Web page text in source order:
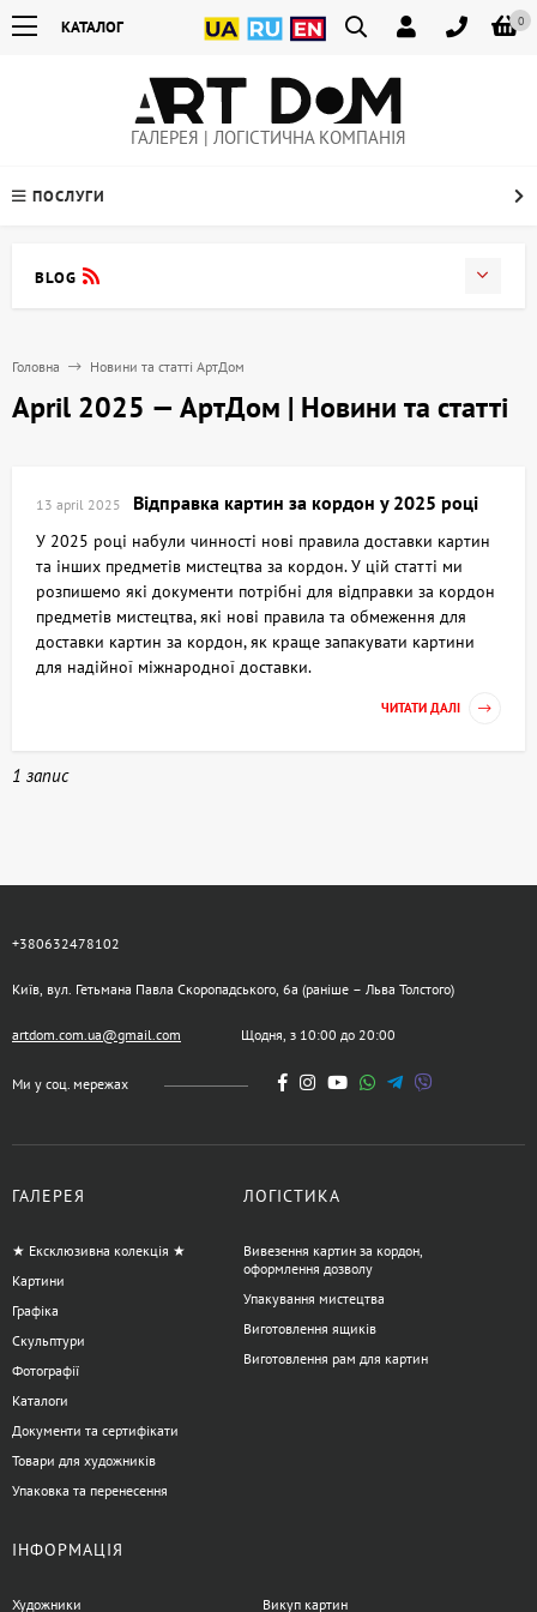
0
КАТАЛОГ
ГАЛЕРЕЯ | ЛОГІСТИЧНА КОМПАНІЯ
ПОСЛУГИ
Головна Новини та статті АртДом
April 2025 — АртДом | Новини та статті
13 april 2025 Відправка картин за кордон у 2025 році
У 2025 році набули чинності нові правила доставки картин
та інших предметів мистецтва за кордон. У цій статті ми
розпишемо які документи потрібні для відправки за кордон
предметів мистецтва, які нові правила та обмеження для
доставки картин за кордон, як краще запакувати картини
для надійної міжнародної доставки.
ЧИТАТИ ДАЛІ
1 запис
BLOG
+380632478102
Київ, вул. Гетьмана Павла Скоропадського, 6а (раніше – Льва Толстого)
artdom.com.ua@gmail.com Щодня, з 10:00 до 20:00
Ми у соц. мережах
ГАЛЕРЕЯ
★ Ексклюзивна колекція ★
Картини
Графіка
Скульптури
Фотографії
Каталоги
Документи та сертифікати
Товари для художників
Упаковка та перенесення
ЛОГІСТИКА
Вивезення картин за кордон,
оформлення дозволу
Упакування мистецтва
Виготовлення ящиків
Виготовлення рам для картин
ІНФОРМАЦІЯ
Художники Викуп картин